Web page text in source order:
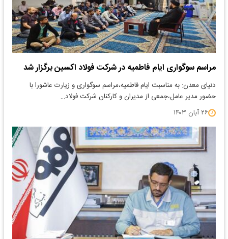
مراسم سوگواری ایام فاطمیه در شرکت فولاد اکسین برگزار شد
دنیای معدن: به مناسبت ایام فاطمیه،مراسم سوگواری و زیارت عاشورا با
حضور مدیر عامل،جمعی از مدیران و کارکنان شرکت فولاد…
۲۶ آبان ۱۴۰۳